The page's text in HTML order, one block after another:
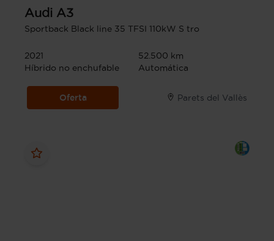
Audi A3
Sportback Black line 35 TFSI 110kW S tro
2021
52.500 km
Híbrido no enchufable
Automática
Oferta Parets del Vallès